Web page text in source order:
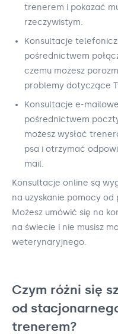
trenerem i pokazać
rzeczywistym.
Konsultacje
pośrednictwem
czemu możesz
problemy dotyczące
Konsultacje e-
pośrednictwem
możesz wysłać
psa i otrzymać
mail.
Konsultacje online są
na uzyskanie pomocy
Możesz umówić się na
na świecie i nie musisz
weterynaryjnego.
Czym różni się
od
trenerem?